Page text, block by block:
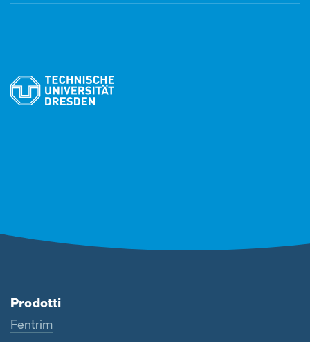
Prodotti
Fentrim